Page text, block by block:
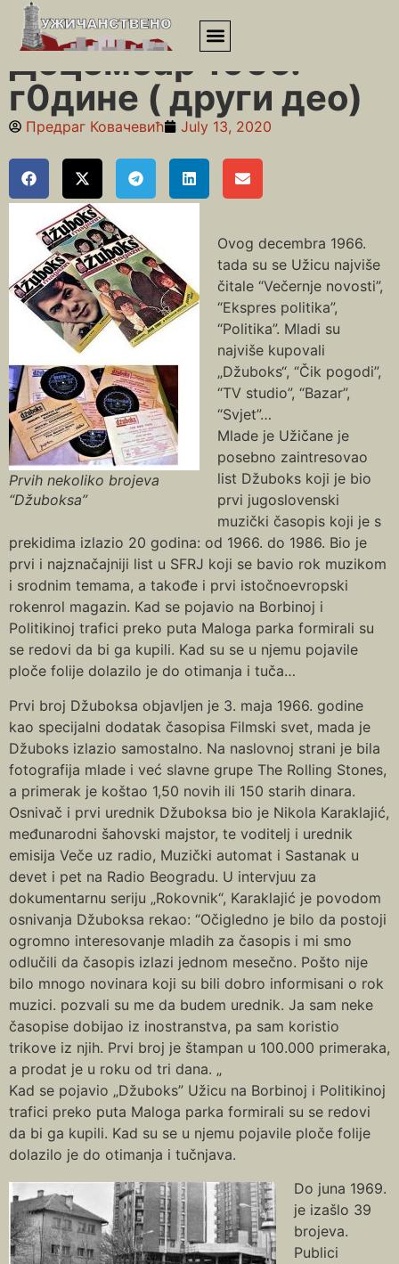
Почетна»Шездесете»Децембар 1966. г0дине ( други део)
Децембар 1966.
г0дине ( други део)
Предраг Ковачевић July 13, 2020
Prvih nekoliko brojeva
“Džuboksa”
Ovog decembra 1966.
tada su se Užicu najviše
čitale “Večernje novosti”,
“Ekspres politika”,
“Politika”. Mladi su
najviše kupovali
„Džuboks“, “Čik pogodi”,
“TV studio”, “Bazar”,
“Svjet”…
Mlade je Užičane je
posebno zaintresovao
list Džuboks koji je bio
prvi jugoslovenski
muzički časopis koji je s
prekidima izlazio 20 godina: od 1966. do 1986. Bio je
prvi i najznačajniji list u SFRJ koji se bavio rok muzikom
i srodnim temama, a takođe i prvi istočnoevropski
rokenrol magazin. Kad se pojavio na Borbinoj i
Politikinoj trafici preko puta Maloga parka formirali su
se redovi da bi ga kupili. Kad su se u njemu pojavile
ploče folije dolazilo je do otimanja i tuča…
Prvi broj Džuboksa objavljen je 3. maja 1966. godine
kao specijalni dodatak časopisa Filmski svet, mada je
Džuboks izlazio samostalno. Na naslovnoj strani je bila
fotografija mlade i već slavne grupe The Rolling Stones,
a primerak je koštao 1,50 novih ili 150 starih dinara.
Osnivač i prvi urednik Džuboksa bio je Nikola Karaklajić,
međunarodni šahovski majstor, te voditelj i urednik
emisija Veče uz radio, Muzički automat i Sastanak u
devet i pet na Radio Beogradu. U intervjuu za
dokumentarnu seriju „Rokovnik“, Karaklajić je povodom
osnivanja Džuboksa rekao: “Očigledno je bilo da postoji
ogromno interesovanje mladih za časopis i mi smo
odlučili da časopis izlazi jednom mesečno. Pošto nije
bilo mnogo novinara koji su bili dobro informisani o rok
muzici. pozvali su me da budem urednik. Ja sam neke
časopise dobijao iz inostranstva, pa sam koristio
trikove iz njih. Prvi broj je štampan u 100.000 primeraka,
a prodat je u roku od tri dana. „
Kad se pojavio „Džuboks” Užicu na Borbinoj i Politikinoj
trafici preko puta Maloga parka formirali su se redovi
da bi ga kupili. Kad su se u njemu pojavile ploče folije
dolazilo je do otimanja i tučnjava.
Do juna 1969.
je izašlo 39
brojeva.
Publici